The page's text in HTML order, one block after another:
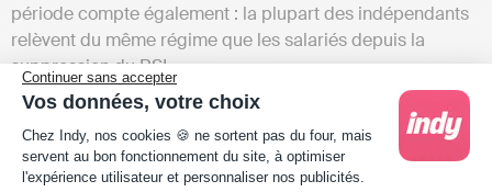
Continuer sans accepter
Vos données, votre choix
Plateforme de Gestion du Consentement :
Chez Indy, nos cookies 🍪 ne sortent pas du four, mais
servent au bon fonctionnement du site, à optimiser
l'expérience utilisateur et personnaliser nos publicités.
période compte également : la plupart des indépendants
relèvent du même régime que les salariés depuis la
suppression du RSI.